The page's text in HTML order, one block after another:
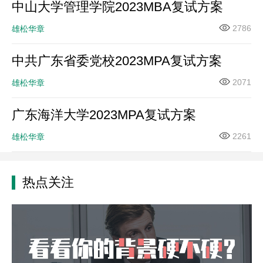
中山大学管理学院2023MBA复试方案
雄松华章 2786
中共广东省委党校2023MPA复试方案
雄松华章 2071
广东海洋大学2023MPA复试方案
雄松华章 2261
热点关注